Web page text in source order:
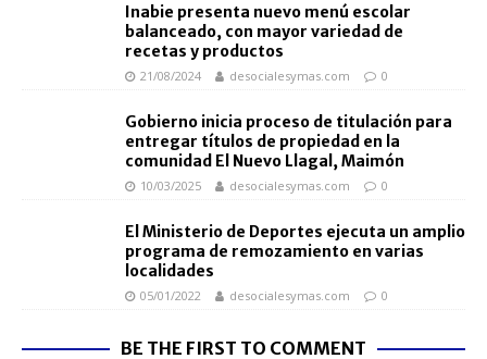
Inabie presenta nuevo menú escolar
balanceado, con mayor variedad de
recetas y productos
21/08/2024 desocialesymas.com 0
Gobierno inicia proceso de titulación para
entregar títulos de propiedad en la
comunidad El Nuevo Llagal, Maimón
10/03/2025 desocialesymas.com 0
El Ministerio de Deportes ejecuta un amplio
programa de remozamiento en varias
localidades
05/01/2022 desocialesymas.com 0
BE THE FIRST TO COMMENT